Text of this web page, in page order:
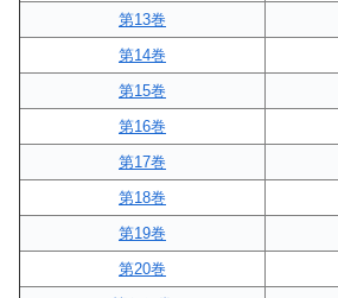
第13巻
第14巻
第15巻
第16巻
第17巻
第18巻
第19巻
第20巻